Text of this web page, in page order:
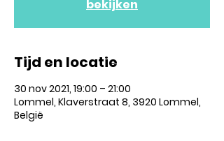
bekijken
Tijd en locatie
30 nov 2021, 19:00 – 21:00
Lommel, Klaverstraat 8, 3920 Lommel,
België